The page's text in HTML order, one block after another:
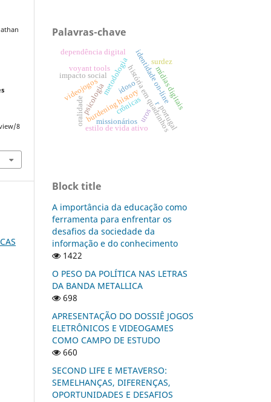
8
Palavras-chave
idosoidentidade on-line
história em quadrinhos
burdening history
metodologia
oralidade
dependência digital
estilo de vida ativo
impacto social
psicologia mídias digitais
uros
crônicas
surdez
videojogos
r
portugal
voyant tools
missionários
Block title
A importância da educação como
ferramenta para enfrentar os
desafios da sociedade da
informação e do conhecimento
1422
O PESO DA POLÍTICA NAS LETRAS
DA BANDA METALLICA
698
APRESENTAÇÃO DO DOSSIÊ JOGOS
ELETRÔNICOS E VIDEOGAMES
COMO CAMPO DE ESTUDO
660
SECOND LIFE E METAVERSO:
SEMELHANÇAS, DIFERENÇAS,
OPORTUNIDADES E DESAFIOS